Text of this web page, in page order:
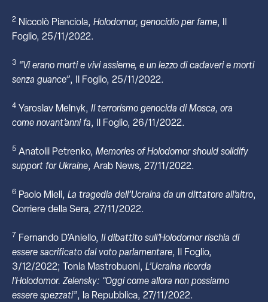
2 Niccolò Pianciola, Holodomor, genocidio per fame, Il
Foglio, 25/11/2022.
3 “Vi erano morti e vivi assieme, e un lezzo di cadaveri e morti
senza guance”, Il Foglio, 25/11/2022.
4 Yaroslav Melnyk, Il terrorismo genocida di Mosca, ora
come novant’anni fa, Il Foglio, 26/11/2022.
5 Anatolii Petrenko, Memories of Holodomor should solidify
support for Ukraine, Arab News, 27/11/2022.
6 Paolo Mieli, La tragedia dell’Ucraina da un dittatore all’altro,
Corriere della Sera, 27/11/2022.
7 Fernando D’Aniello, Il dibattito sull’Holodomor rischia di
essere sacrificato dal voto parlamentare, Il Foglio,
3/12/2022; Tonia Mastrobuoni, L’Ucraina ricorda
l’Holodomor. Zelensky: “Oggi come allora non possiamo
essere spezzati”, la Repubblica, 27/11/2022.